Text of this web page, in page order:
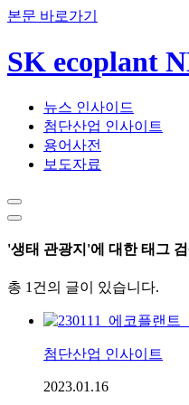
본문 바로가기
SK ecoplant
뉴스 인사이드
첨단산업 인사이트
용어사전
보도자료
'생태 관광지'에 대한 태그
총 1건의 글이 있습니다.
첨단산업 인사이트
2023.01.16